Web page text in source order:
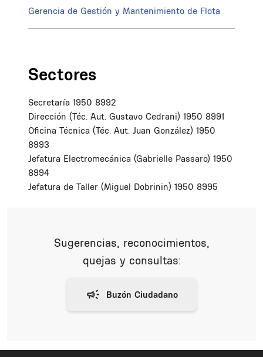
Gerencia de Gestión y Mantenimiento de Flota
Sectores
Secretaría 1950 8992
Dirección (Téc. Aut. Gustavo Cedrani) 1950 8991
Oficina Técnica (Téc. Aut. Juan González) 1950
8993
Jefatura Electromecánica (Gabrielle Passaro) 1950
8994
Jefatura de Taller (Miguel Dobrinin) 1950 8995
Sugerencias, reconocimientos,
quejas y consultas: